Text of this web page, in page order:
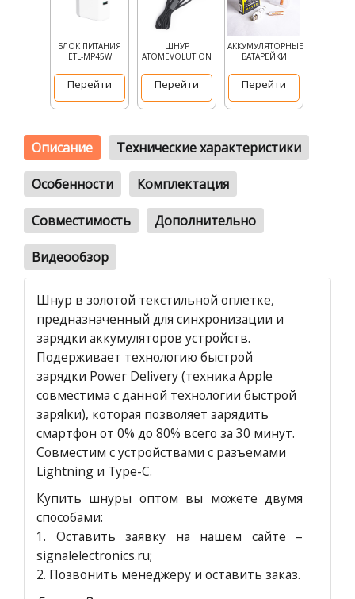
БЛОК ПИТАНИЯ
ETL-MP45W
Перейти
ШНУР
ATOMEVOLUTION
Перейти
АККУМУЛЯТОРНЫЕ
БАТАРЕЙКИ
Перейти
Описание Технические характеристики
Особенности Комплектация
Совместимость Дополнительно
Видеообзор
Шнур в золотой текстильной оплетке,
предназначенный для синхронизации и
зарядки аккумуляторов устройств.
Подерживает технологию быстрой
зарядки Power Delivery (техника Apple
совместима с данной технологии быстрой
заряlки), которая позволяет зарядить
смартфон от 0% до 80% всего за 30 минут.
Совместим с устройствами с разъемами
Lightning и Type-C.
Купить шнуры оптом вы можете двумя
способами:
1. Оставить заявку на нашем сайте –
signalelectronics.ru;
2. Позвонить менеджеру и оставить заказ.